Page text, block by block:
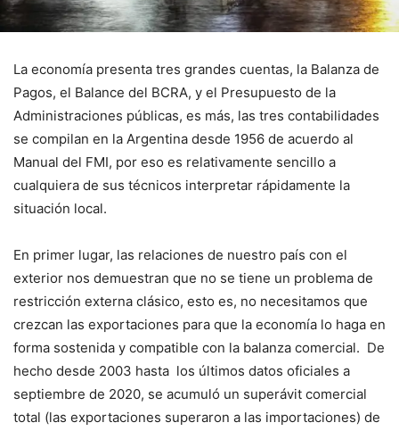
La economía presenta tres grandes cuentas, la Balanza de
Pagos, el Balance del BCRA, y el Presupuesto de la
Administraciones públicas, es más, las tres contabilidades
se compilan en la Argentina desde 1956 de acuerdo al
Manual del FMI, por eso es relativamente sencillo a
cualquiera de sus técnicos interpretar rápidamente la
situación local.
En primer lugar, las relaciones de nuestro país con el
exterior nos demuestran que no se tiene un problema de
restricción externa clásico, esto es, no necesitamos que
crezcan las exportaciones para que la economía lo haga en
forma sostenida y compatible con la balanza comercial. De
hecho desde 2003 hasta los últimos datos oficiales a
septiembre de 2020, se acumuló un superávit comercial
total (las exportaciones superaron a las importaciones) de